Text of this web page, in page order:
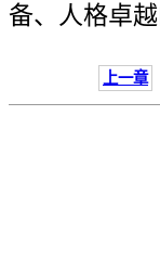
备、人格卓越
上一章